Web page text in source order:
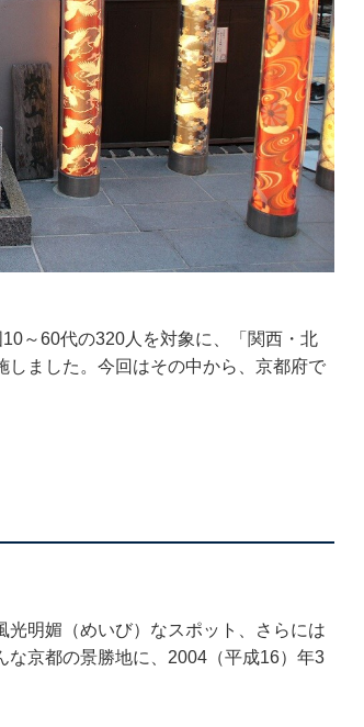
～60代の320人を対象に、「関西・北
ました。今回はその中から、京都府で
明媚（めいび）なスポット、さらには
京都の景勝地に、2004（平成16）年3